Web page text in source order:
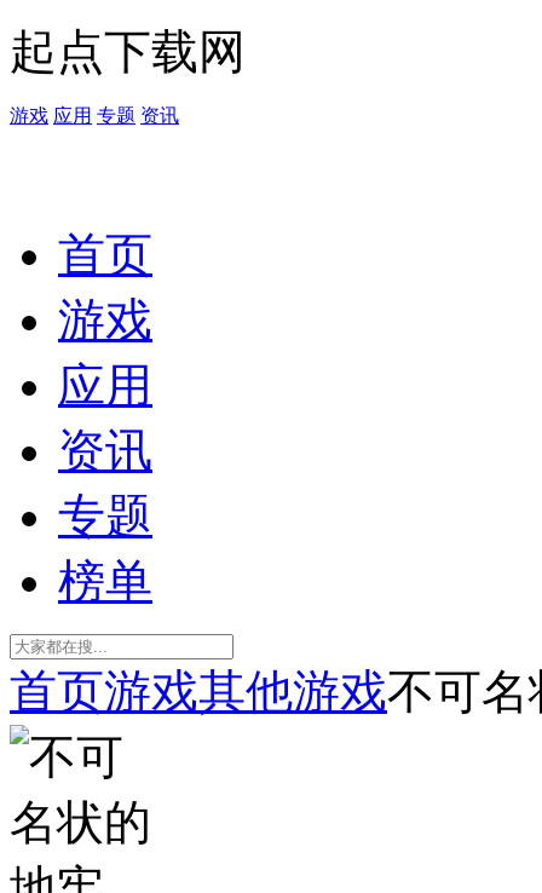
起点下载网
游戏 应用 专题 资讯
首页
游戏
应用
资讯
专题
榜单
首页游戏其他游戏不可名